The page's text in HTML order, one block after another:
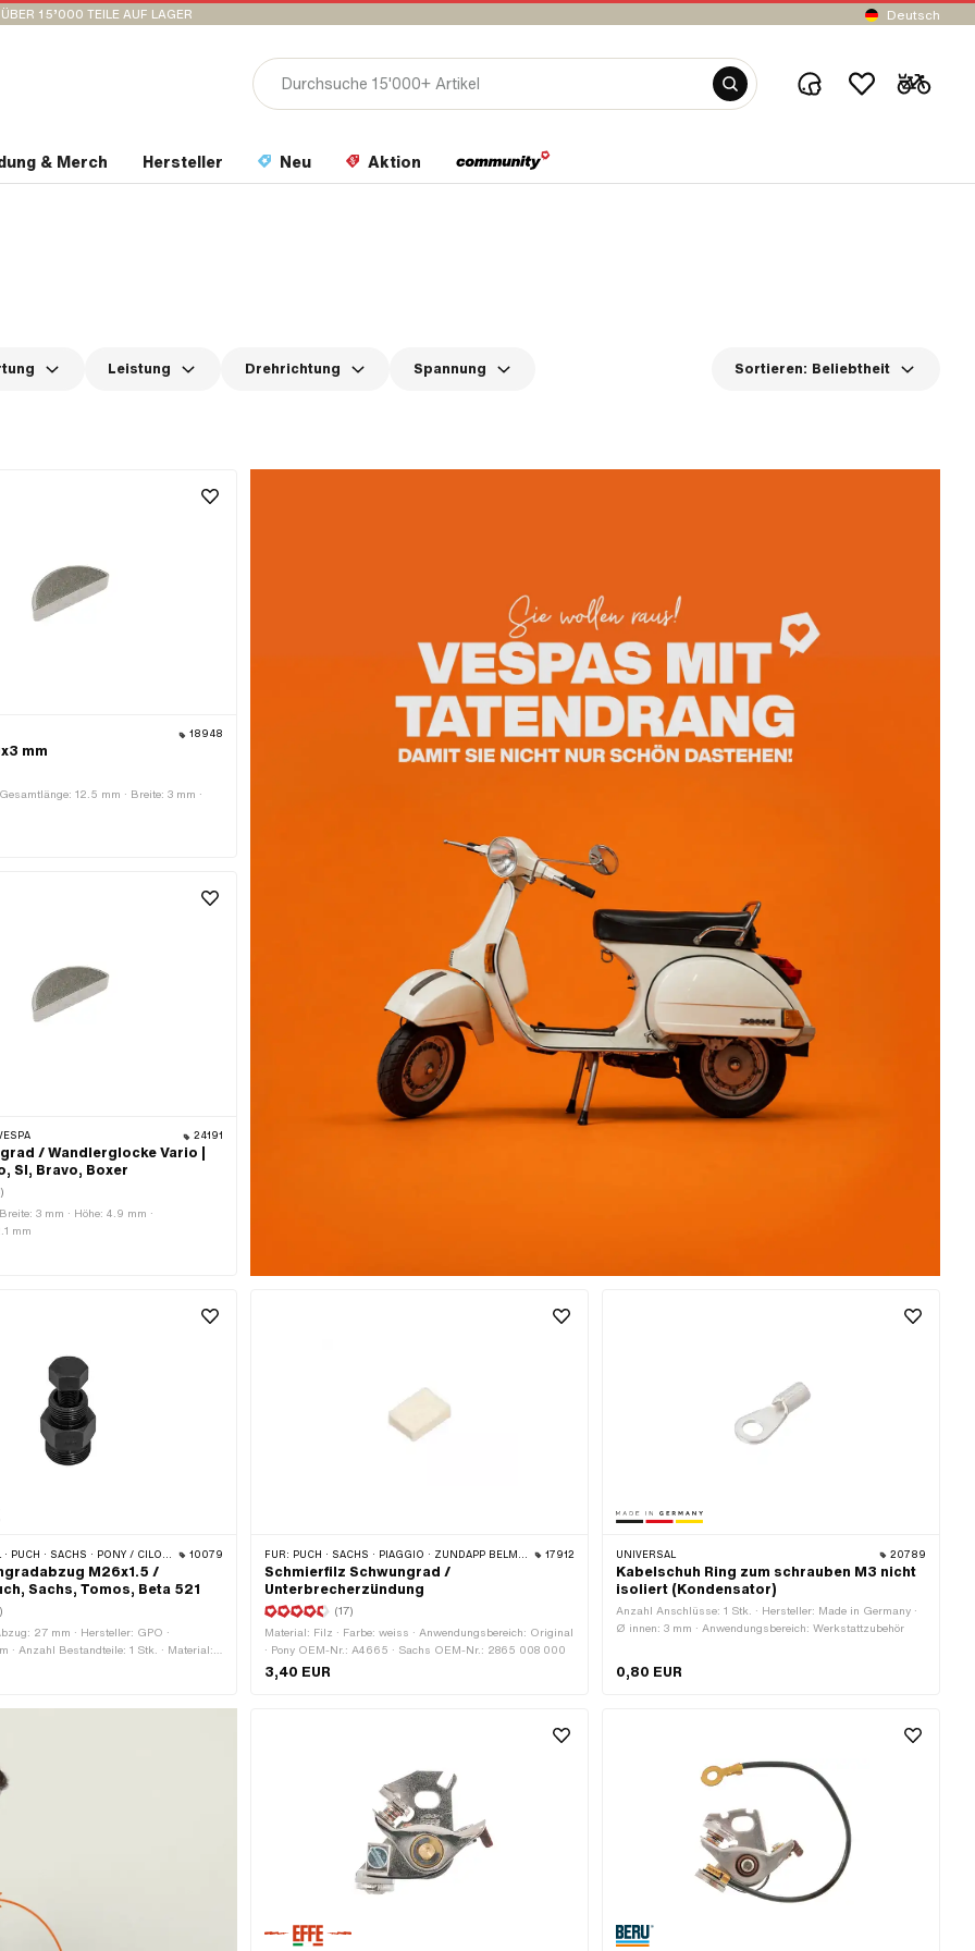
ÜBER 15’000 TEILE AUF LAGER Deutsch
& Merch Hersteller Neu Aktion
Leistung Drehrichtung Spannung Sortieren: Beliebtheit
18948
mm
12.5 mm · Breite: 3 mm ·
24191
/ Wandlerglocke Vario |
SI, Bravo, Boxer
3 mm · Höhe: 4.9 mm ·
mm
(BETA 521 & 512) · ZÜNDAPP BELMONDO · TOMOS · DKW · HERCULES · KREIDLER · ZÜNDAPP · KTM · RIXE 10079
M26x1.5 /
Sachs, Tomos, Beta 521
27 mm · Hersteller: GPO ·
· Anzahl Bestandteile: 1 Stk. · Material:
geschwärzt · Gewindeart: MF22x1.5
MF26x1.5 (Feingewinde) ·
19 mm · Festigkeitsklasse: 8.8 ·
(De-) Montagewerkzeug
FÜR: PUCH · SACHS · PIAGGIO · ZÜNDAPP BELMONDO · TOMOS · DKW · HERCULES · ILO / JLO · KREIDLER · ZÜNDAPP · KTM · RIXE 17912
Schmierfilz Schwungrad /
Unterbrecherzündung
(17)
Material: Filz · Farbe: weiss · Anwendungsbereich: Original
· Pony OEM-Nr.: A4665 · Sachs OEM-Nr.: 2865 008 000
3,40 EUR
UNIVERSAL 20789
Kabelschuh Ring zum schrauben M3 nicht
isoliert (Kondensator)
Anzahl Anschlüsse: 1 Stk. · Hersteller: Made in Germany ·
Ø innen: 3 mm · Anwendungsbereich: Werkstattzubehör
0,80 EUR